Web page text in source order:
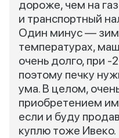
дороже, чем на
и транспортный
Один минус —
температурах,
очень долго, при -
поэтому печку
ума. В целом,
приобретением
если и буду
куплю тоже Ивеко.